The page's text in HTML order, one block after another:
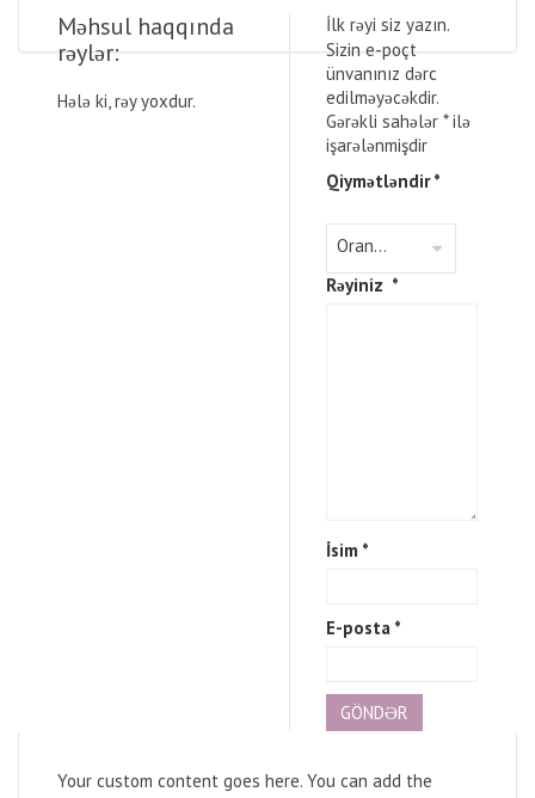
Məhsul haqqında
rəylər:
Hələ ki, rəy yoxdur.
İlk rəyi siz yazın.
Sizin e-poçt
ünvanınız dərc
edilməyəcəkdir.
Gərəkli sahələr *ilə
işarələnmişdir
Qiymətləndir*
Rəyiniz *
İsim *
E-posta *
Your custom content goes here. You can add the